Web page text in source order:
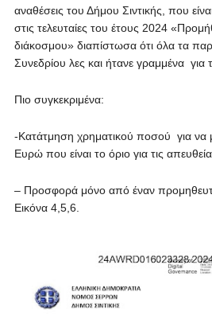
αναθέσεις του Δήμου Σιντικής, που
στις τελευταίες του έτους 2024
διάκoσμου» διαπίστωσα ότι όλα τα
Συνεδρίου λες και ήτανε γραμμένα για
Πιο συγκεκριμένα:
-Κατάτμηση χρηματικού ποσού για να
Ευρώ που είναι το όριο για τις
– Προσφορά μόνο από έναν
Εικόνα 4,5,6.